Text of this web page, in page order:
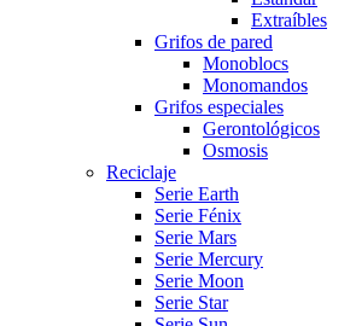
Extraíbles
Grifos de pared
Monoblocs
Monomandos
Grifos especiales
Gerontológicos
Osmosis
Reciclaje
Serie Earth
Serie Fénix
Serie Mars
Serie Mercury
Serie Moon
Serie Star